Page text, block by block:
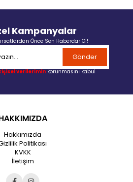
Kampanyalar
Önce Sen Haberdar Ol!
Gönder
verilerimin korunmasını kabul
Hakkımızda
Politikası
KVKK
İletişim